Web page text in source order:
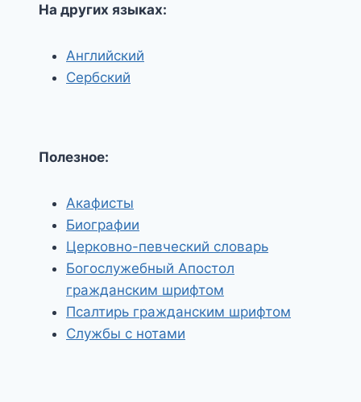
На других языках:
Английский
Сербский
Полезное:
Акафисты
Биографии
Церковно-певческий словарь
Богослужебный Апостол
гражданским шрифтом
Псалтирь гражданским шрифтом
Службы с нотами